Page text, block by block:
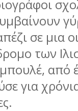
σε μια
των
από
για